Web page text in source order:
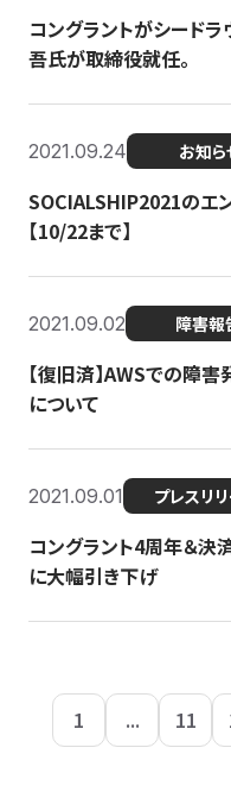
コングラントがシード
吾氏が取締役就任。
2021.09.24 お知ら
SOCIALSHIP2021のエ
【10/22まで】
2021.09.02 障害報
【復旧済】AWSでの障
について
2021.09.01 プレスリ
コングラント4周年＆
に大幅引き下げ
1 ... 11